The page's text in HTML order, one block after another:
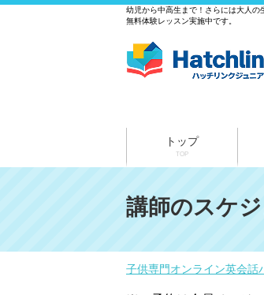
幼児から中高生まで！さらには大人の
無料体験レッスン実施中です。
トップ
TOP
講師のスケジ
子供専門オンライン英会話